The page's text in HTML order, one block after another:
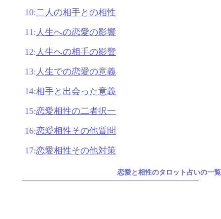
10:二人の相手との相性
11: 人生への恋愛の影響
12: 人生への相手の影響
13: 人生での恋愛の意義
14:相手と出会った意義
15:恋愛相性の二者択一
16:恋愛相性その他質問
17:恋愛相性その他対策
恋愛と相性のタロット占いの一覧